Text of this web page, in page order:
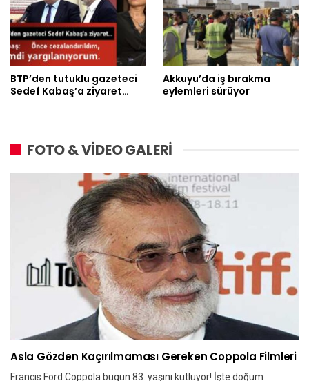
BTP’den tutuklu gazeteci
Sedef Kabaş’a ziyaret…
Akkuyu’da iş bırakma
eylemleri sürüyor
FOTO & VİDEO GALERİ
Asla Gözden Kaçırılmaması Gereken Coppola Filmleri
Francis Ford Coppola bugün 83. yaşını kutluyor! İşte doğum